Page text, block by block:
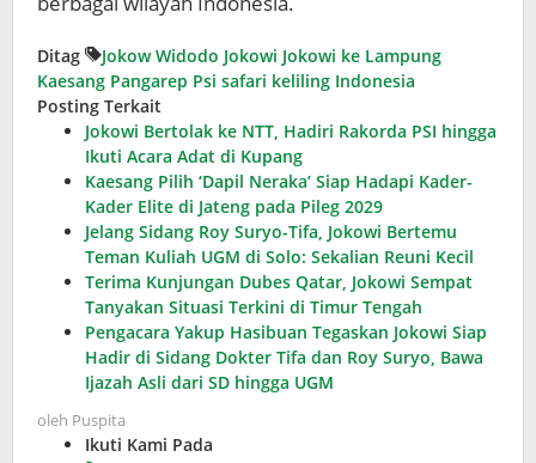
Ditag Jokow Widodo Jokowi Jokowi ke Lampung
Kaesang Pangarep Psi safari keliling Indonesia
Posting Terkait
Jokowi Bertolak ke NTT, Hadiri Rakorda PSI hingga
Ikuti Acara Adat di Kupang
Kaesang Pilih ‘Dapil Neraka’ Siap Hadapi Kader-
Kader Elite di Jateng pada Pileg 2029
Jelang Sidang Roy Suryo-Tifa, Jokowi Bertemu
Teman Kuliah UGM di Solo: Sekalian Reuni Kecil
Terima Kunjungan Dubes Qatar, Jokowi Sempat
Tanyakan Situasi Terkini di Timur Tengah
Pengacara Yakup Hasibuan Tegaskan Jokowi Siap
Hadir di Sidang Dokter Tifa dan Roy Suryo, Bawa
Ijazah Asli dari SD hingga UGM
oleh Puspita
Ikuti Kami Pada